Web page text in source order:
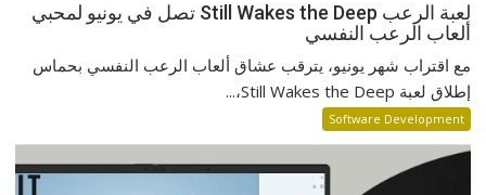
لعبة الرعب Still Wakes the Deep تصل في يونيو لمحبي
ألعاب الرعب النفسي
مع اقتراب شهر يونيو، يترقب عشاق ألعاب الرعب النفسي بحماس
إطلاق لعبة Still Wakes the Deep،...
Software Development